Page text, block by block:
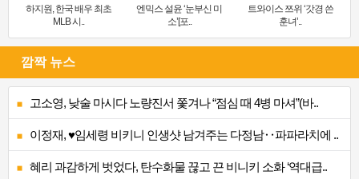
하지원, 한국 배우 최초
MLB 시..
엔믹스 설윤 ‘눈부신 미
소’[포..
트와이스 쯔위 ‘갓경 쓴
훈녀’..
깜짝 뉴스
고소영, 낮술 마시다 노량진서 쫓겨나 “점심 때 4병 마셔”(바..
이정재, ♥임세령 비키니 인생샷 남겨주는 다정남‥파파라치에 ..
혜리 과감하게 벗었다, 탄수화물 끊고 끈 비니키 소화 ‘역대급..